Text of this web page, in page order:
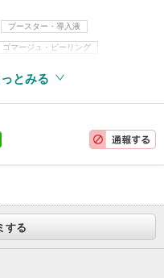
ブースター・導入液
ゴマージュ・ピーリング
とみる
する